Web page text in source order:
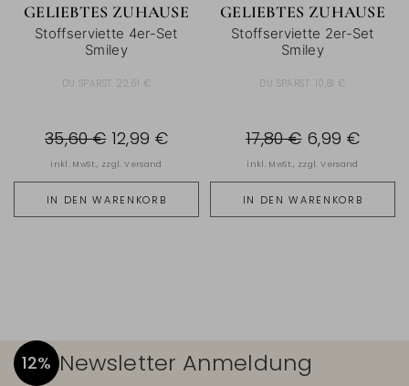
GELIEBTES ZUHAUSE
Stoffserviette 4er-Set
Smiley
DU SPARST:22,61 €
IN DEN WARENKORB
35,60 € 12,99 €
inkl. MwSt., zzgl.Versand
GELIEBTES ZUHAUSE
Stoffserviette 2er-Set
Smiley
DU SPARST: 10,81 €
IN DEN WARENKORB
17,80 € 6,99 €
inkl. MwSt., zzgl.Versand
12% Newsletter Anmeldung